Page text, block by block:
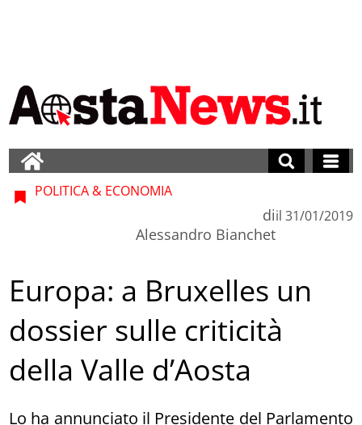
POLITICA & ECONOMIA
di
Alessandro Bianchet
il 31/01/2019
Europa: a Bruxelles un
dossier sulle criticità
della Valle d’Aosta
Lo ha annunciato il Presidente del Parlamento